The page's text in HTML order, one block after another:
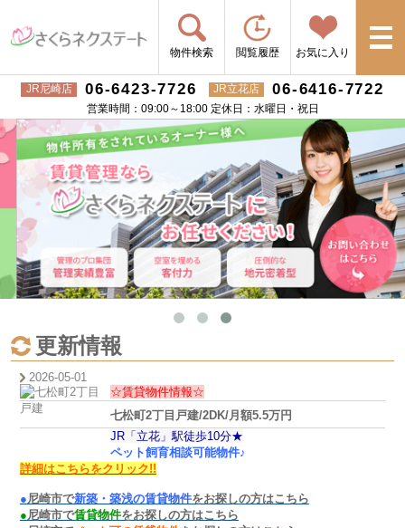
物件検索 閲覧履歴 お気に入り
JR尼崎店 06-6423-7726 JR立花店 06-6416-7722
営業時間：09:00～18:00 定休日：水曜日・祝日
更新情報
2026-05-01
☆賃貸物件情報☆
七松町2丁目戸建/2DK/月額5.5万円
JR「立花」駅徒歩10分★
ペット飼育相談可能物件♪
詳細はこちらをクリ ック !!
● 尼崎市で新築・築浅の賃貸物件をお探しの方はこちら
● 尼崎市で賃貸物件をお探しの方はこちら